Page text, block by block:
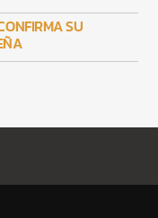
SU